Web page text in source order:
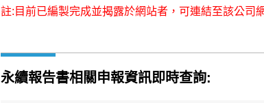
註:目前已編製完成並揭露於網站者，可連結至該公司
永續報告書相關申報資訊即時查詢: